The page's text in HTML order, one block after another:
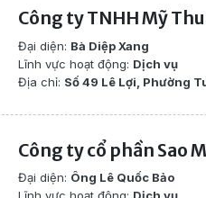
Công ty TNHH Mỹ
Đại diện: Bà Diệp Xang
Lĩnh vực hoạt động: Dịch vụ
Địa chỉ: Số 49 Lê Lợi, Phường
Công ty cổ phần Sao
Đại diện: Ông Lê Quốc Bảo